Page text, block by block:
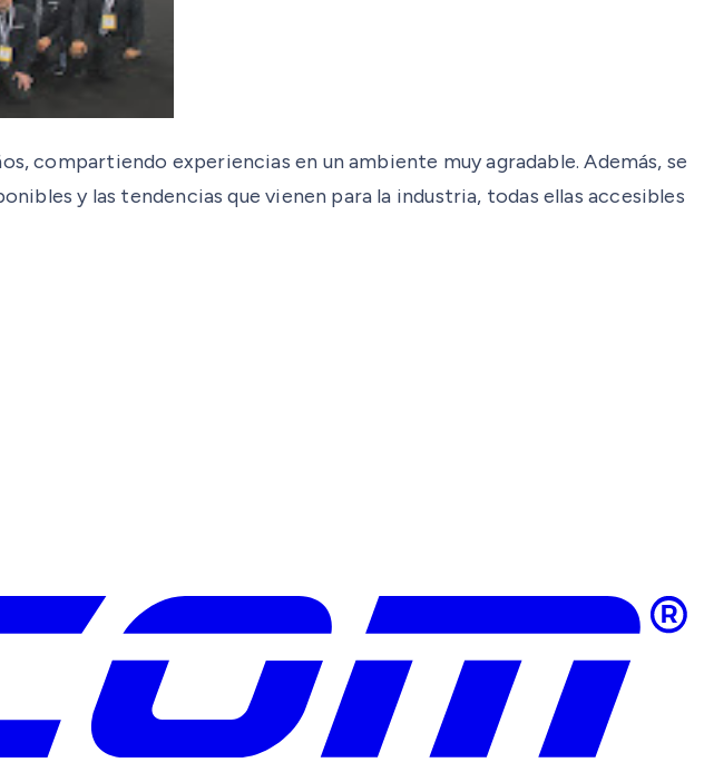
compartiendo experiencias en un ambiente muy agradable. Además, se
y las tendencias que vienen para la industria, todas ellas accesibles